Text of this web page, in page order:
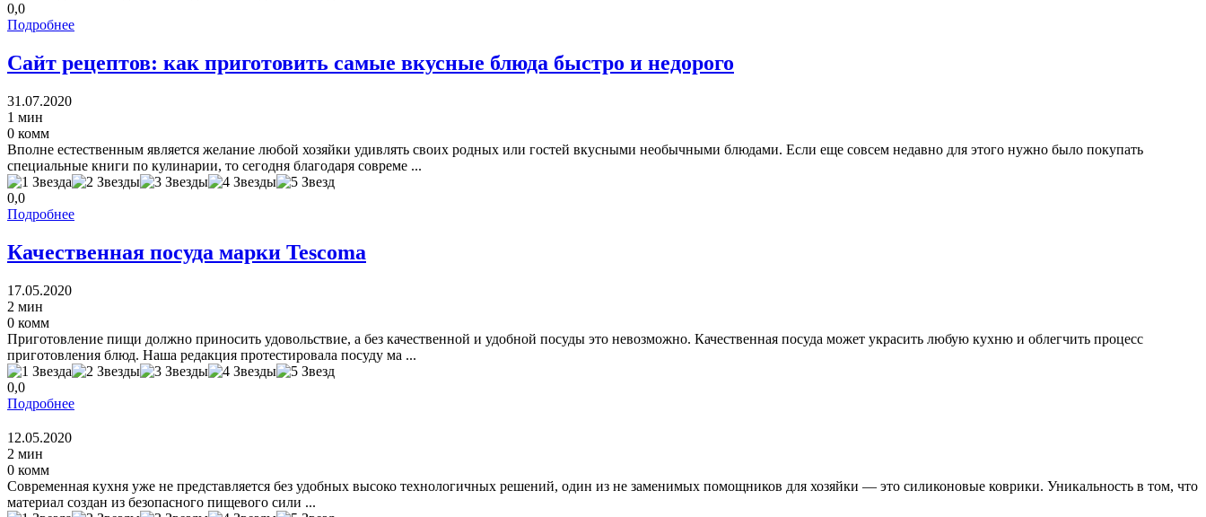
0,0
Подробнее
Сайт рецептов: как приготовить самые вкусные блюда быстро и недорого
31.07.2020
1 мин
0 комм
Вполне естественным является желание любой хозяйки удивлять своих родных или гостей вкусными необычными блюдами. Если еще совсем недавно для этого нужно было покупать
специальные книги по кулинарии, то сегодня благодаря совреме ...
0,0
Подробнее
Качественная посуда марки Tescoma
17.05.2020
2 мин
0 комм
Приготовление пищи должно приносить удовольствие, а без качественной и удобной посуды это невозможно. Качественная посуда может украсить любую кухню и облегчить процесс
приготовления блюд. Наша редакция протестировала посуду ма ...
0,0
Подробнее
12.05.2020
2 мин
0 комм
Современная кухня уже не представляется без удобных высоко технологичных решений, один из не заменимых помощников для хозяйки — это силиконовые коврики. Уникальность в том, что
материал создан из безопасного пищевого сили ...